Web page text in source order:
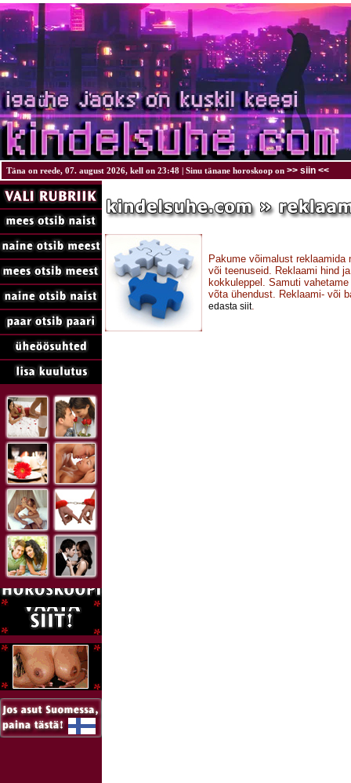
Täna on reede, 07. august 2026, kell on 23:48 | Sinu tänane horoskoop on >> siin <<
Pakume võimalust reklaamida
või teenuseid. Reklaami hind
kokkuleppel. Samuti
võta ühendust. Reklaami- või
edasta siit.